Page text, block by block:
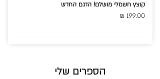
קוצץ חשמלי מושלם! הדגם החדש
199.00 ₪
הספרים שלי